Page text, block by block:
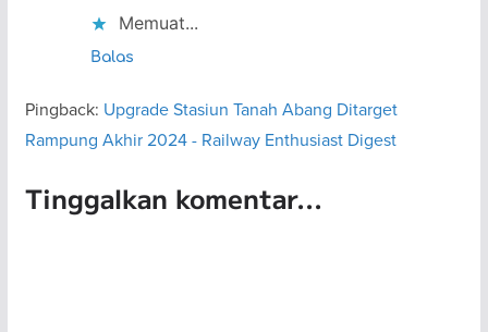
Memuat...
Balas
Pingback: Upgrade Stasiun Tanah Abang Ditarget
Rampung Akhir 2024 - Railway Enthusiast Digest
Tinggalkan komentar...